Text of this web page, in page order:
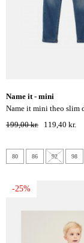
name it - mini
name it mini theo slim denim jeans -
dark blue denim
199,00 kr. 119,40 kr.
80 86 92 98
-25%